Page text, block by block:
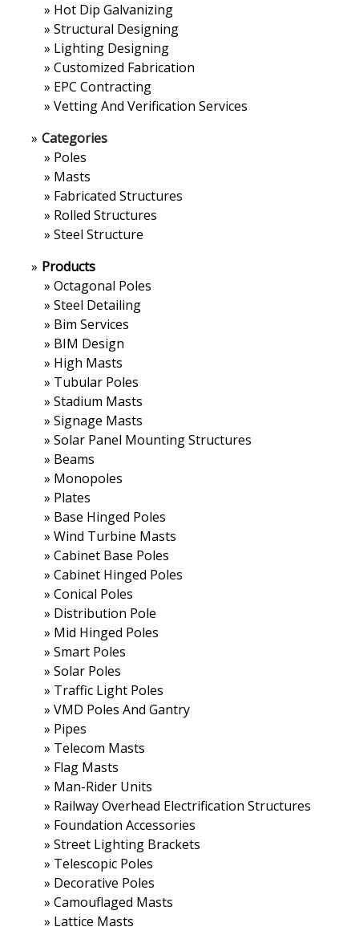
» Hot Dip Galvanizing
» Structural Designing
» Lighting Designing
» Customized Fabrication
» EPC Contracting
» Vetting And Verification Services
» Categories
» Poles
» Masts
» Fabricated Structures
» Rolled Structures
» Steel Structure
» Products
» Octagonal Poles
» Steel Detailing
» Bim Services
» BIM Design
» High Masts
» Tubular Poles
» Stadium Masts
» Signage Masts
» Solar Panel Mounting Structures
» Beams
» Monopoles
» Plates
» Base Hinged Poles
» Wind Turbine Masts
» Cabinet Base Poles
» Cabinet Hinged Poles
» Conical Poles
» Distribution Pole
» Mid Hinged Poles
» Smart Poles
» Solar Poles
» Traffic Light Poles
» VMD Poles And Gantry
» Pipes
» Telecom Masts
» Flag Masts
» Man-Rider Units
» Railway Overhead Electrification Structures
» Foundation Accessories
» Street Lighting Brackets
» Telescopic Poles
» Decorative Poles
» Camouflaged Masts
» Lattice Masts